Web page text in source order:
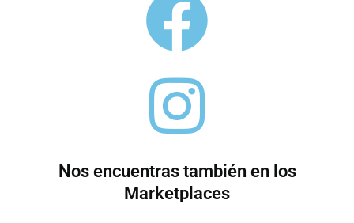
Nos encuentras también en los
Marketplaces